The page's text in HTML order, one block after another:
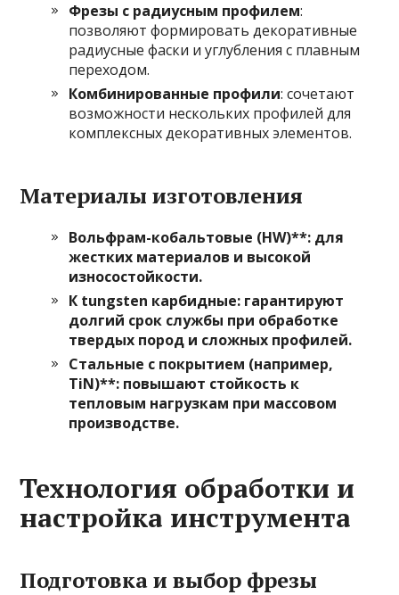
Фрезы с радиусным профилем:
позволяют формировать декоративные
радиусные фаски и углубления с плавным
переходом.
Комбинированные профили: сочетают
возможности нескольких профилей для
комплексных декоративных элементов.
Материалы изготовления
Вольфрам-кобальтовые (HW)**: для
жестких материалов и высокой
износостойкости.
К tungsten карбидные: гарантируют
долгий срок службы при обработке
твердых пород и сложных профилей.
Стальные с покрытием (например,
TiN)**: повышают стойкость к
тепловым нагрузкам при массовом
производстве.
Технология обработки и
настройка инструмента
Подготовка и выбор фрезы